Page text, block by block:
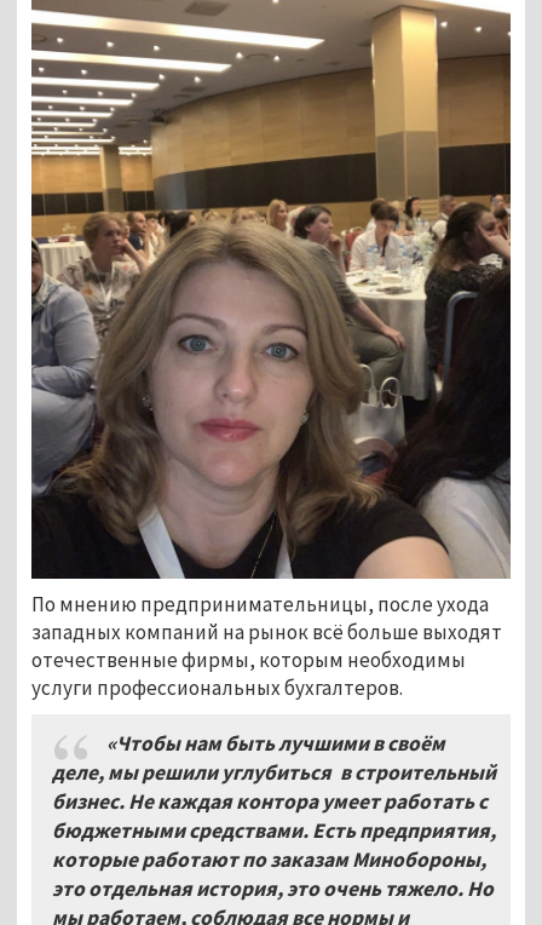
По мнению предпринимательницы, после ухода
западных компаний на рынок всё больше выходят
отечественные фирмы, которым необходимы
услуги профессиональных бухгалтеров.
«Чтобы нам быть лучшими в своём
деле, мы решили углубиться в строительный
бизнес. Не каждая контора умеет работать с
бюджетными средствами. Есть предприятия,
которые работают по заказам Минобороны,
это отдельная история, это очень тяжело. Но
мы работаем, соблюдая все нормы и